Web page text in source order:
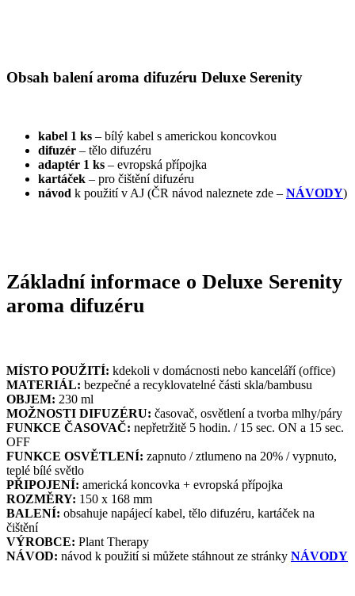
Obsah balení aroma difuzéru Deluxe Serenity
kabel 1 ks – bílý kabel s americkou koncovkou
difuzér – tělo difuzéru
adaptér 1 ks – evropská přípojka
kartáček – pro čištění difuzéru
návod k použití v AJ (ČR návod naleznete zde – NÁVODY)
Základní informace o Deluxe Serenity
aroma difuzéru
MÍSTO POUŽITÍ: kdekoli v domácnosti nebo kanceláří (office)
MATERIÁL: bezpečné a recyklovatelné části skla/bambusu
OBJEM: 230 ml
MOŽNOSTI DIFUZÉRU: časovač, osvětlení a tvorba mlhy/páry
FUNKCE ČASOVAČ: nepřetržitě 5 hodin. / 15 sec. ON a 15 sec.
OFF
FUNKCE OSVĚTLENÍ: zapnuto / ztlumeno na 20% / vypnuto,
teplé bílé světlo
PŘIPOJENÍ: americká koncovka + evropská přípojka
ROZMĚRY: 150 x 168 mm
BALENÍ: obsahuje napájecí kabel, tělo difuzéru, kartáček na
čištění
VÝROBCE: Plant Therapy
NÁVOD: návod k použití si můžete stáhnout ze stránky NÁVODY